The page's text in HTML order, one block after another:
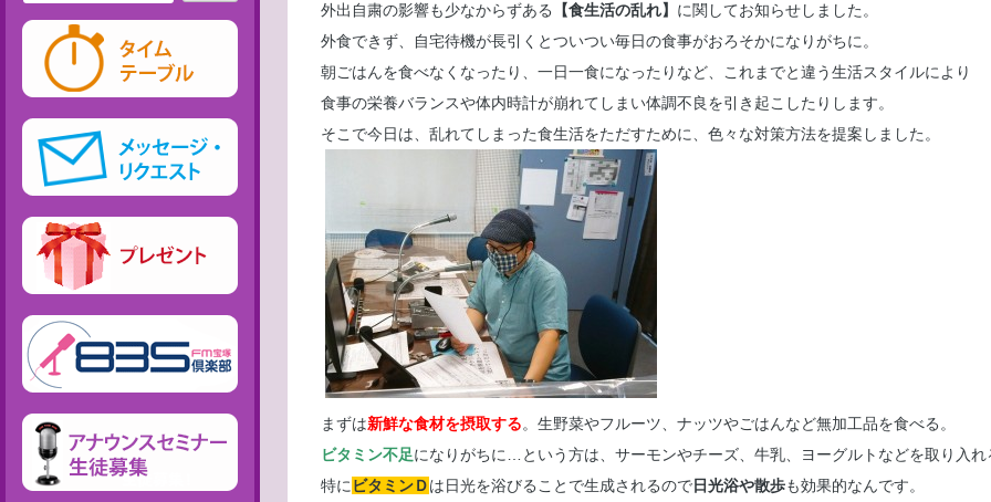
外出自粛の影響も少なからずある
【食生活の乱れ】 に関してお知らせしました。
外食できず、自宅待機が長引くとついつい毎日の食事がおろそかになりがちに。
朝ごはんを食べなくなったり、一日一食になったりなど、これまでと違う生活スタイルにより
食事の栄養バランスや体内時計が崩れてしまい体調不良を引き起こしたりします。
そこで今日は、乱れてしまった食生活をただすために、色々な対策方法を提案しました。
まずは新鮮な食材を摂取する。生野菜やフルーツ、ナッツやごはんなど無加工品を食べる。
ビタミン不足になりがちに…という方は、サーモンやチーズ、牛乳、ヨーグルトなどを取り入れ
特にビタミンＤは日光を浴びることで生成されるので日光浴や散歩も効果的なんです。